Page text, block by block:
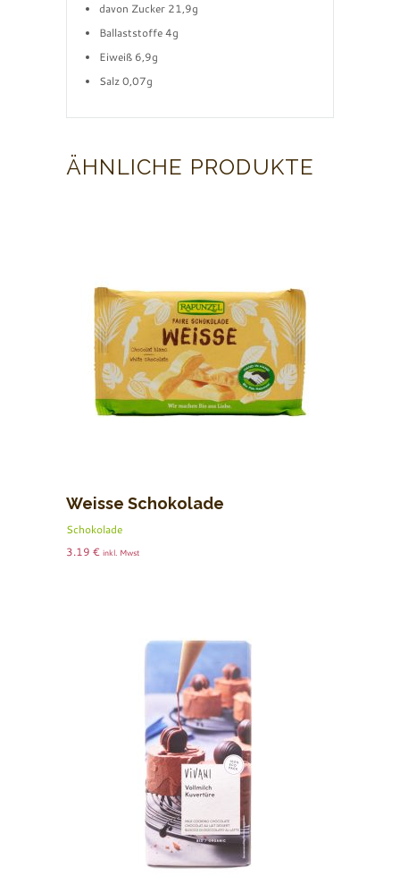
davon Zucker 21,9g
Ballaststoffe 4g
Eiweiß 6,9g
Salz 0,07g
ÄHNLICHE PRODUKTE
Weisse Schokolade
Schokolade
3.19 € inkl. Mwst